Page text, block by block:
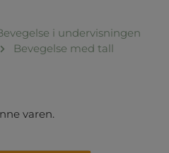
i undervisningen
Bevegelse med tall
varen.